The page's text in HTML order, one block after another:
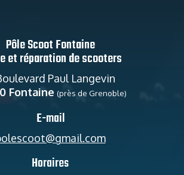
Pôle Scoot Fontaine
et réparation de scooters
Paul Langevin
Fontaine (près de Grenoble)
E-mail
Horaires